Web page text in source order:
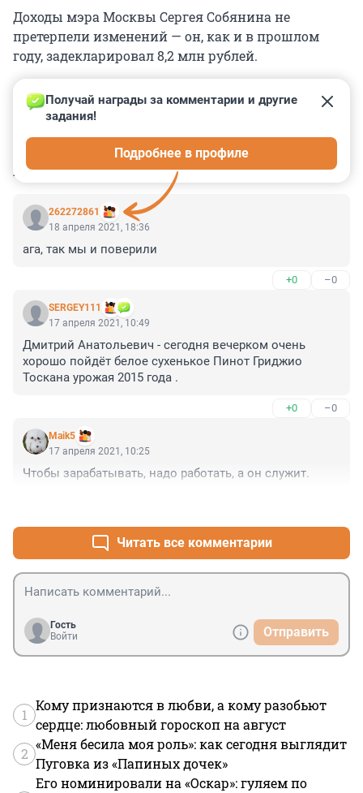
Доходы мэра Москвы Сергея Собянина не
претерпели изменений — он, как и в прошлом
году, задекларировал 8,2 млн рублей.
КОММЕНТАРИИ 18
262272861
Получай награды за комментарии и другие
задания!
Подробнее в профиле
18 апреля 2021, 18:36
ага, так мы и поверили
+0 –0
SERGEY111
17 апреля 2021, 10:49
Дмитрий Анатольевич - сегодня вечерком очень
хорошо пойдёт белое сухенькое Пинот Гриджио
Тоскана урожая 2015 года .
+0 –0
Maik5
17 апреля 2021, 10:25
Чтобы зарабатывать, надо работать, а он служит.
Читать все комментарии
Гость
Войти
Отправить
1
Кому признаются в любви, а кому разобьют
сердце: любовный гороскоп на август
2
«Меня бесила моя роль»: как сегодня выглядит
Пуговка из «Папиных дочек»
Его номинировали на «Оскар»: гуляем по